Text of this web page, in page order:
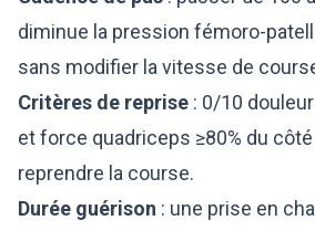
diminue la pression fémoro-
sans modifier la vitesse de
Critères de reprise : 0/10
et force quadriceps ≥80% du
reprendre la course.
Durée guérison : une prise en